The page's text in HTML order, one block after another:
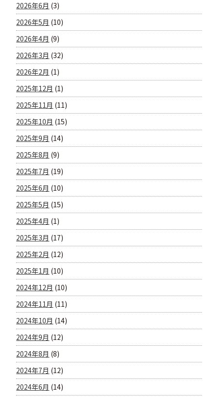
2026年6月 (3)
2026年5月 (10)
2026年4月 (9)
2026年3月 (32)
2026年2月 (1)
2025年12月 (1)
2025年11月 (11)
2025年10月 (15)
2025年9月 (14)
2025年8月 (9)
2025年7月 (19)
2025年6月 (10)
2025年5月 (15)
2025年4月 (1)
2025年3月 (17)
2025年2月 (12)
2025年1月 (10)
2024年12月 (10)
2024年11月 (11)
2024年10月 (14)
2024年9月 (12)
2024年8月 (8)
2024年7月 (12)
2024年6月 (14)